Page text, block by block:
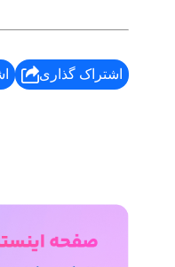
اشتراک گذاری